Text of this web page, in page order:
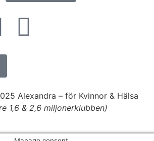
Alexandra – för Kvinnor & Hälsa
1,6 & 2,6 miljonerklubben)